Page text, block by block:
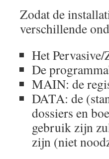
Zodat de
verschillende
Het
De
MAIN: de
DATA: de
dossiers en
gebruik zijn
zijn (niet